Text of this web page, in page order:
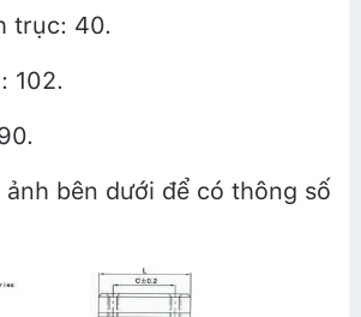
trục: 40.
102.
bên dưới để có thông số